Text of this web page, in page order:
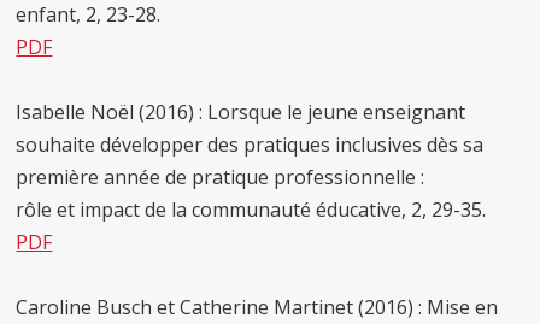
enfant, 2, 23-28.
PDF
Isabelle Noël (2016) : Lorsque le jeune enseignant
souhaite développer des pratiques inclusives dès sa
première année de pratique professionnelle :
rôle et impact de la communauté éducative, 2, 29-35.
PDF
Caroline Busch et Catherine Martinet (2016) : Mise en